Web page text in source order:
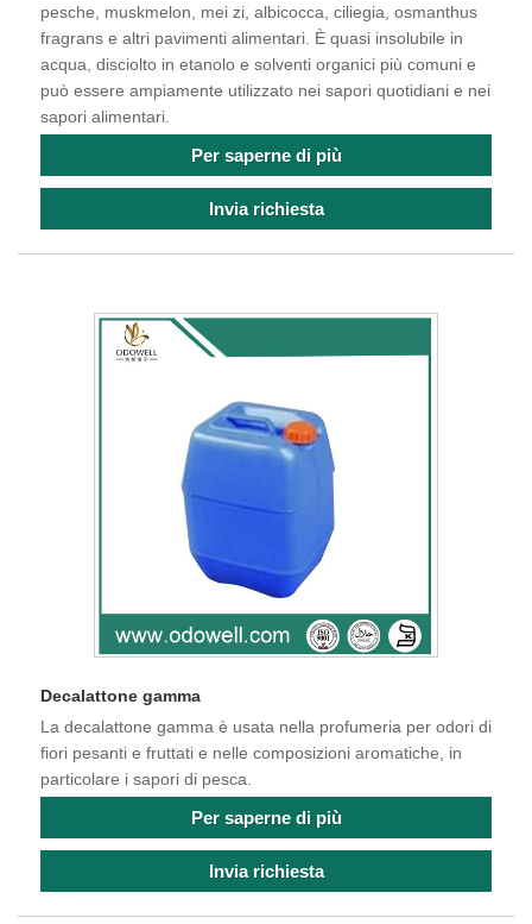
pesche, muskmelon, mei zi, albicocca, ciliegia, osmanthus
fragrans e altri pavimenti alimentari. È quasi insolubile in
acqua, disciolto in etanolo e solventi organici più comuni e
può essere ampiamente utilizzato nei sapori quotidiani e nei
sapori alimentari.
Per saperne di più
Invia richiesta
Decalattone gamma
La decalattone gamma è usata nella profumeria per odori di
fiori pesanti e fruttati e nelle composizioni aromatiche, in
particolare i sapori di pesca.
Per saperne di più
Invia richiesta